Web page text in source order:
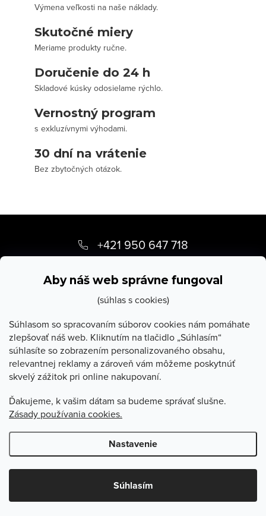
Aby náš web správne fungoval
(súhlas s cookies)
Súhlasom so spracovaním súborov cookies nám pomáhate
zlepšovať náš web. Kliknutím na tlačidlo „Súhlasím“
súhlasíte so zobrazením personalizovaného obsahu,
relevantnej reklamy a zároveň vám môžeme poskytnúť
skvelý zážitok pri online nakupovaní.
Ďakujeme, k vašim dátam sa budeme správať slušne.
Zásady používania cookies.
Nastavenie
Súhlasím
Výmena veľkosti na naše náklady.
Skutočné miery
Meriame produkty ručne.
Doručenie do 24 h
Skladové kúsky odosielame rýchlo.
Vernostný program
s exkluzívnymi výhodami.
30 dní na vrátenie
Bez zbytočných otázok.
p
+421 950 647 718
O Stevula
Poradňa
Copyright 2026Stevula.sk. Všetky práva vyhradené.Upraviť
nastavenie cookies